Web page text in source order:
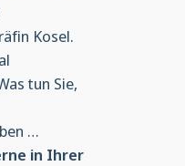
Kosel.
tun Sie,
…
in Ihrer